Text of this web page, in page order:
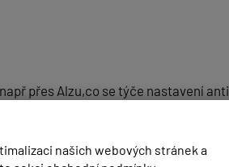
našich webových stránek a
přes Alzu,co se týče nastavení
za třetinku čili zaplatim jen